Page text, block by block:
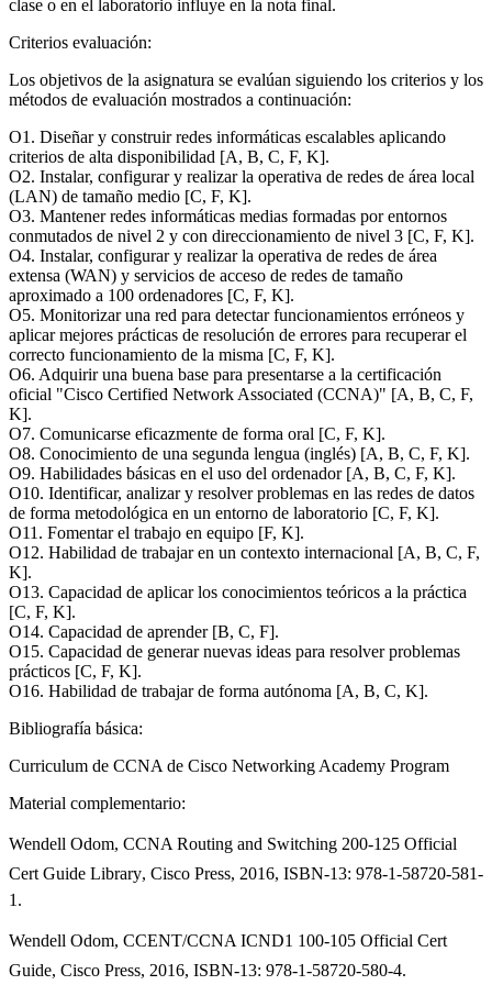
clase o en el laboratorio influye en la nota final.
Criterios evaluación:
Los objetivos de la asignatura se evalúan siguiendo los criterios y los
métodos de evaluación mostrados a continuación:
O1. Diseñar y construir redes informáticas escalables aplicando
criterios de alta disponibilidad [A, B, C, F, K].
O2. Instalar, configurar y realizar la operativa de redes de área local
(LAN) de tamaño medio [C, F, K].
O3. Mantener redes informáticas medias formadas por entornos
conmutados de nivel 2 y con direccionamiento de nivel 3 [C, F, K].
O4. Instalar, configurar y realizar la operativa de redes de área
extensa (WAN) y servicios de acceso de redes de tamaño
aproximado a 100 ordenadores [C, F, K].
O5. Monitorizar una red para detectar funcionamientos erróneos y
aplicar mejores prácticas de resolución de errores para recuperar el
correcto funcionamiento de la misma [C, F, K].
O6. Adquirir una buena base para presentarse a la certificación
oficial "Cisco Certified Network Associated (CCNA)" [A, B, C, F,
K].
O7. Comunicarse eficazmente de forma oral [C, F, K].
O8. Conocimiento de una segunda lengua (inglés) [A, B, C, F, K].
O9. Habilidades básicas en el uso del ordenador [A, B, C, F, K].
O10. Identificar, analizar y resolver problemas en las redes de datos
de forma metodológica en un entorno de laboratorio [C, F, K].
O11. Fomentar el trabajo en equipo [F, K].
O12. Habilidad de trabajar en un contexto internacional [A, B, C, F,
K].
O13. Capacidad de aplicar los conocimientos teóricos a la práctica
[C, F, K].
O14. Capacidad de aprender [B, C, F].
O15. Capacidad de generar nuevas ideas para resolver problemas
prácticos [C, F, K].
O16. Habilidad de trabajar de forma autónoma [A, B, C, K].
Bibliografía básica:
Curriculum de CCNA de Cisco Networking Academy Program
Material complementario:
Wendell Odom, CCNA Routing and Switching 200-125 Official
Cert Guide Library, Cisco Press, 2016, ISBN-13: 978-1-58720-581-
1.
Wendell Odom, CCENT/CCNA ICND1 100-105 Official Cert
Guide, Cisco Press, 2016, ISBN-13: 978-1-58720-580-4.